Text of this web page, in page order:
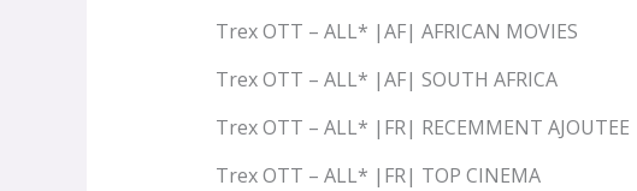
Trex OTT – ALL* |AF| AFRICAN MOVIES
Trex OTT – ALL* |AF| SOUTH AFRICA
Trex OTT – ALL* |FR| RECEMMENT AJOUTEE
Trex OTT – ALL* |FR| TOP CINEMA